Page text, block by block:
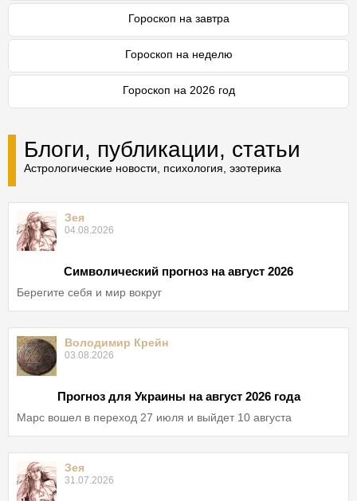
Гороскоп на завтра
Гороскоп на неделю
Гороскоп на 2026 год
Блоги, публикации, статьи
Астрологические новости, психология, эзотерика
Зея
04.08.2026
Символический прогноз на август 2026
Берегите себя и мир вокруг
Володимир Крейн
03.08.2026
Прогноз для Украины на август 2026 года
Марс вошел в переход 27 июля и выйдет 10 августа
Зея
31.07.2026